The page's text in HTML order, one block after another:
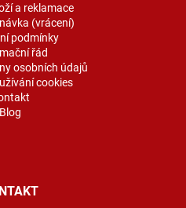
a reklamace
(vrácení)
podmínky
řád
osobních údajů
cookies
Blog